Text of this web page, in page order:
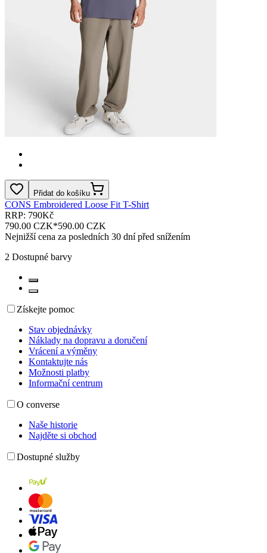
Přidat do košíku
CONS Embroidered Loose Fit T-Shirt
RRP: 790Kč
790.00 CZK*590.00 CZK
Nejnižší cena za posledních 30 dní před snížením
2 Dostupné barvy
Získejte pomoc
Stav objednávky
Náklady na dopravu a doručení
Vrácení a výměny
Kontaktujte nás
Možnosti platby
Informační centrum
O converse
Naše historie
Najděte si obchod
Dostupné služby